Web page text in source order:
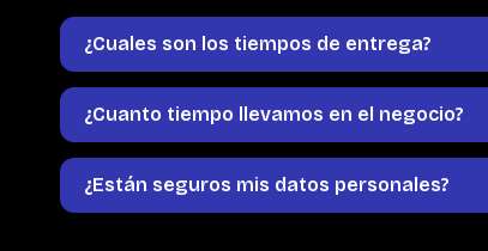
¿Cuales son los tiempos de entrega?
¿Cuanto tiempo llevamos en el negocio?
¿Están seguros mis datos personales?